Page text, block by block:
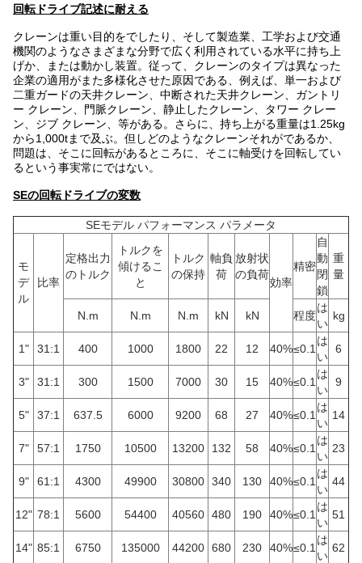
回転ドライブ記述に耐える
クレーンは重い目的をでしたり、そして製造業、工学および交通
機関のようなさまざまな分野で広く利用されている水平に持ち上
げか、または動かし装置。従って、クレーンのタイプは異なった
企業の適用がまた多様化させた原因である、例えば、単一および
二重ガードの天井クレーン、中断された天井クレーン、ガントリ
ー クレーン、門脈クレーン、静止したクレーン、タワー クレー
ン、ジブ クレーン、等がある。さらに、持ち上がる重量は1.25kg
から1,000tまで及ぶ。但しどのようなクレーンそれがであるか、
問題は、そこに回転があるところに、そこに軸受けを回転してい
るという事実常にではない。
SEの回転ドライブの変数
SEモデル パフォーマンス パラメータ
モ
デ
ル
比率
定格出力
のトルク
トルクを
傾けるこ
と
トルク
の保持
軸負
荷
放射状
の負荷
効率
精密
自
動
閉
鎖
重
量
N.m N.m N.m kN kN 程度
は
い
kg
1" 31:1 400 1000 1800 22 12 40%≤0.1
は
い
6
3" 31:1 300 1500 7000 30 15 40%≤0.1
は
い
9
5" 37:1 637.5 6000 9200 68 27 40%≤0.1
は
い
14
7" 57:1 1750 10500 13200 132 58 40%≤0.1
は
い
23
9" 61:1 4300 49900 30800 340 130 40%≤0.1
は
い
44
12" 78:1 5600 54400 40560 480 190 40%≤0.1
は
い
51
14" 85:1 6750 135000 44200 680 230 40%≤0.1
は
い
62